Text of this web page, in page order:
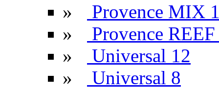
»
Provence MIX
»
Provence
»
Universal 12
»
Universal 8